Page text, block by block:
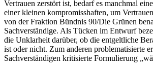
Vertrauen zerstört ist, bedarf es manchmal
einer kleinen kompromisshaften, um
von der Fraktion Bündnis 90/Die Grünen
Sachverständige. Als Tücken im Entwurf
die Unklarheit darüber, ob die entgeltliche
ist oder nicht. Zum anderen problematisierte
Sachverständigen kritisierte Formulierung